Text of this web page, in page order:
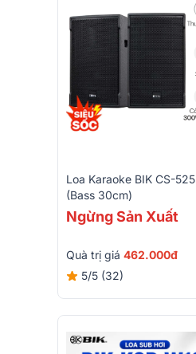
Loa Karaoke BIK CS-525
(bass 30cm)
Ngừng Sản Xuất
Quà trị giá 462.000đ
5/5 (32)